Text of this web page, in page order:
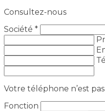
Consultez-nous
Société *
Votre téléphone n’est
Fonction